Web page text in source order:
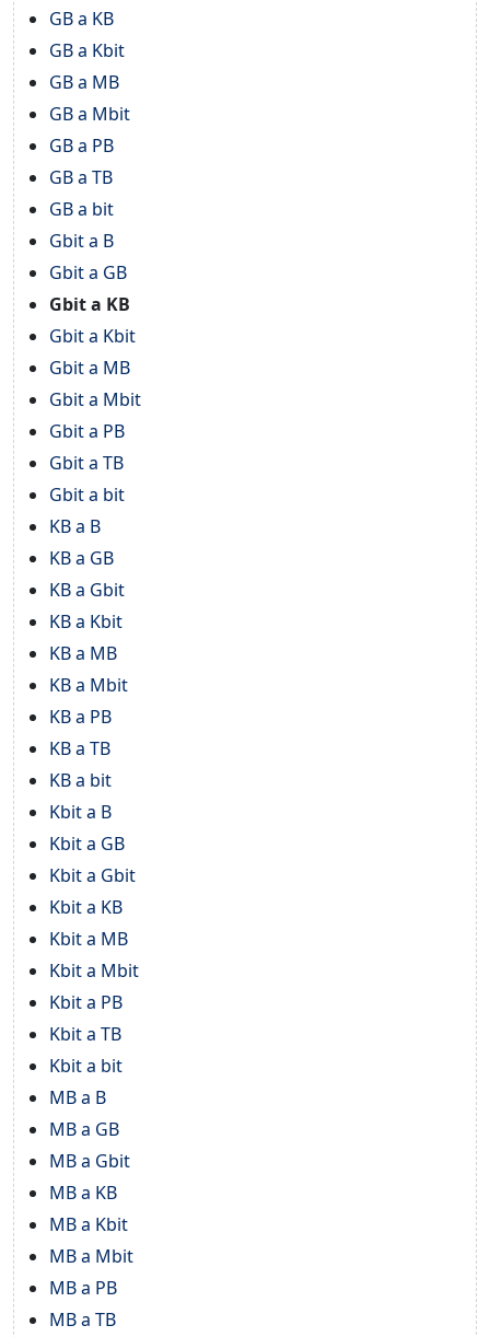
GB a KB
GB a Kbit
GB a MB
GB a Mbit
GB a PB
GB a TB
GB a bit
Gbit a B
Gbit a GB
Gbit a KB
Gbit a Kbit
Gbit a MB
Gbit a Mbit
Gbit a PB
Gbit a TB
Gbit a bit
KB a B
KB a GB
KB a Gbit
KB a Kbit
KB a MB
KB a Mbit
KB a PB
KB a TB
KB a bit
Kbit a B
Kbit a GB
Kbit a Gbit
Kbit a KB
Kbit a MB
Kbit a Mbit
Kbit a PB
Kbit a TB
Kbit a bit
MB a B
MB a GB
MB a Gbit
MB a KB
MB a Kbit
MB a Mbit
MB a PB
MB a TB